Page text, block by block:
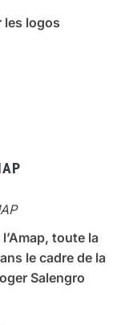
les logos
toute la
le cadre de la
Salengro